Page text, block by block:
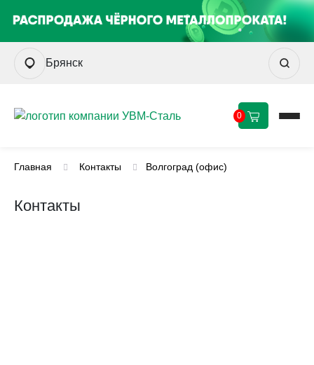
Брянск
0
Главная Контакты Волгоград (офис)
Контакты